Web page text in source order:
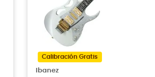
Calibración Gratis
Ibanez